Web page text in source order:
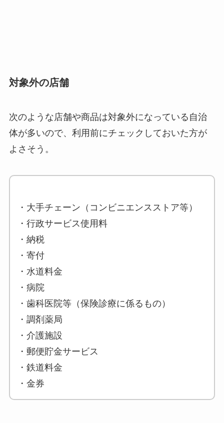
対象外の店舗
次のような店舗や商品は対象外になっている自治
体が多いので、利用前にチェックしておいた方が
よさそう。
・大手チェーン（コンビニエンスストア等）
・行政サービス使用料
・納税
・寄付
・水道料金
・病院
・歯科医院等（保険診療に係るもの）
・調剤薬局
・介護施設
・郵便貯金サービス
・鉄道料金
・金券